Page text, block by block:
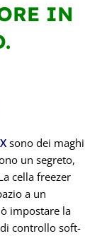
IN
sono dei maghi
un segreto,
cella freezer
a un
impostare la
controllo soft-